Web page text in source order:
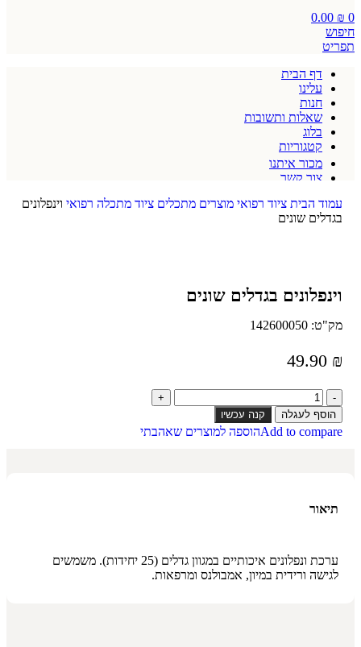
0
0.00 ₪
חיפוש
תפריט
דף הבית
עלינו
חנות
שאלות ותשובות
בלוג
קטגוריות
מכור איתנו
צור קשר
עמוד הבית ציוד רפואי מוצרים מתכלים ציוד מתכלה רפואי וינפלונים
בגדלים שונים
וינפלונים בגדלים שונים
מק"ט: 142600050
49.90 ₪
הוסף לעגלה קנה עכשיו
Add to compareהוספה למוצרים שאהבתי
תיאור
ערכת ונפלונים איכותיים במגוון גדלים (25 יחידות). משמשים
לגישה ורידית במיון, אמבולנס ומרפאות.